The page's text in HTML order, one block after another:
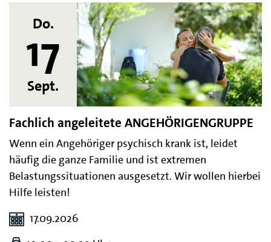
Do.
17
Sept.
Fachlich angeleitete ANGEHÖRIGENGRUPPE
Wenn ein Angehöriger psychisch krank ist, leidet
häufig die ganze Familie und ist extremen
Belastungssituationen ausgesetzt. Wir wollen hierbei
Hilfe leisten!
17.09.2026